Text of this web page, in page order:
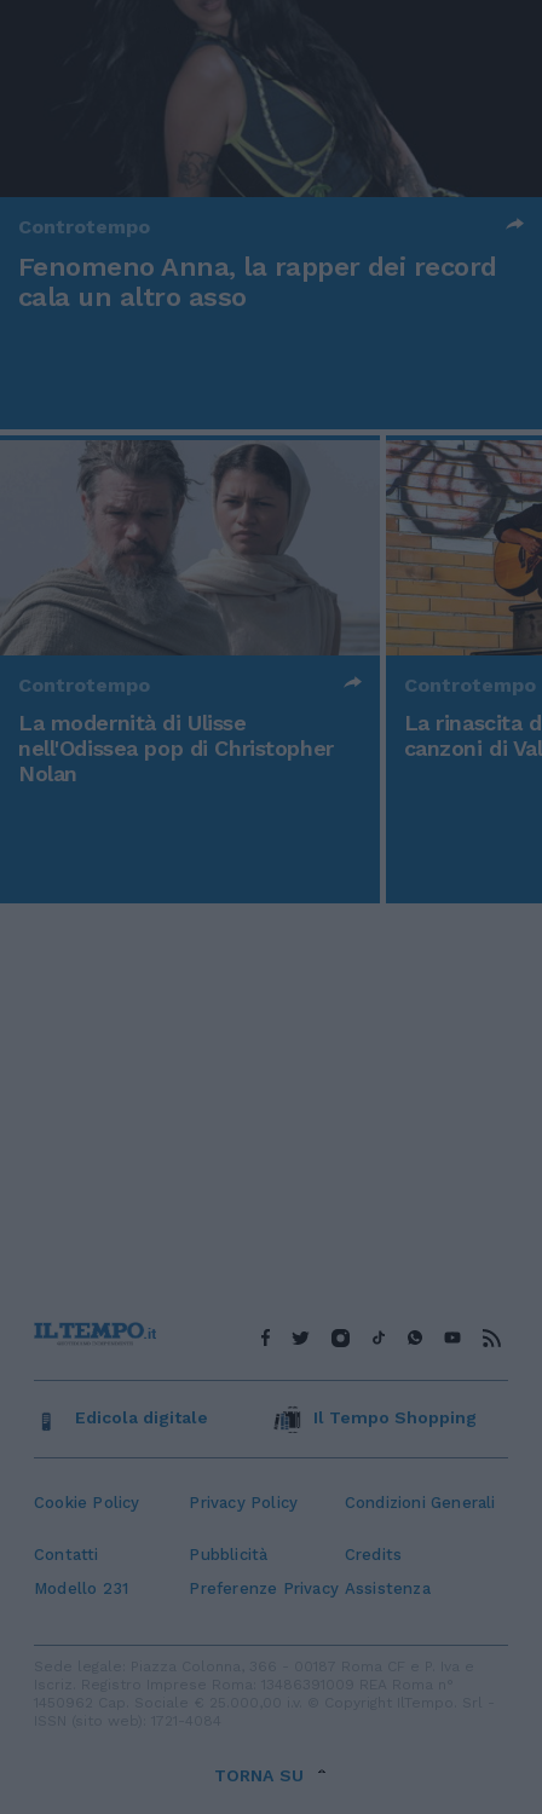
Controtempo
Fenomeno Anna, la rapper dei record
cala un altro asso
Controtempo
La modernità di Ulisse
nell'Odissea pop di Christopher
Nolan
Controtempo
La rinascita
canzoni di
Cookie Policy Privacy Policy Condizioni Generali
Contatti Pubblicità
Credits
Modello 231
Preferenze Privacy Assistenza
Edicola digitale Il Tempo Shopping
TORNA SU